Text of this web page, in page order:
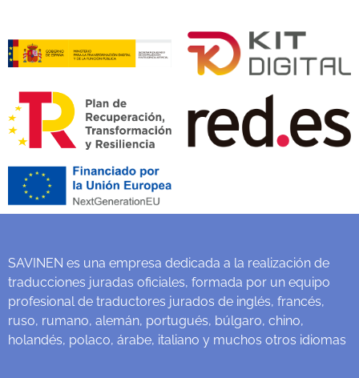
SAVINEN es una empresa dedicada a la realización de
traducciones juradas oficiales, formada por un equipo
profesional de traductores jurados de inglés, francés,
ruso, rumano, alemán, portugués, búlgaro, chino,
holandés, polaco, árabe, italiano y muchos otros idiomas